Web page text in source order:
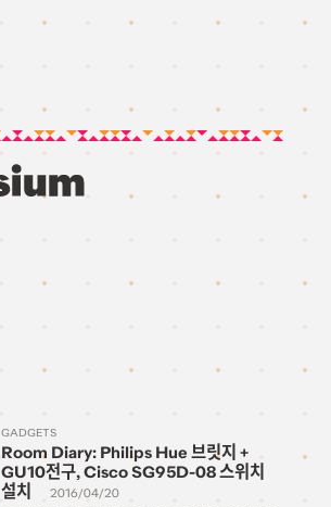
GADGETS
Room Diary: Philips Hue 브릿지 +
GU10전구, Cisco SG95D-08 스위치
설치
2016/04/20